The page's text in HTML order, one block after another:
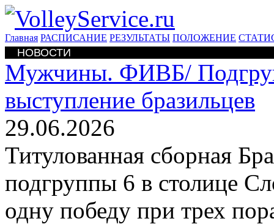
Главная РАСПИСАНИЕ РЕЗУЛЬТАТЫ ПОЛОЖЕНИЕ
НОВОСТИ
Мужчины. ФИВБ/
выступление бразильцев
29.06.2026
Титулованная сборная
подгруппы 6 в столице
одну победу при трех